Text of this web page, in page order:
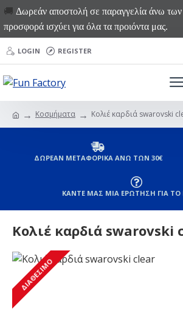
🚚 Δωρεάν αποστολή σε παραγγελία άνω
προσφορά ισχύει για όλα τα προιόντα μας.
LOGIN REGISTER
Κοσμήματα Κολιέ καρδιά swarovski
ΔΩΡΕΑΝ ΜΕΤΑΦΟΡΙΚΑ ΑΝΩ ΤΩΝ 30€
ΚΑΝΤΕ ΜΑΣ ΜΙΑ ΕΡΩΤΗΣΗ ΓΙΑ ΤΟ
Κολιέ καρδιά swarovski
ΔΙΑΘΈΣΙΜΟ